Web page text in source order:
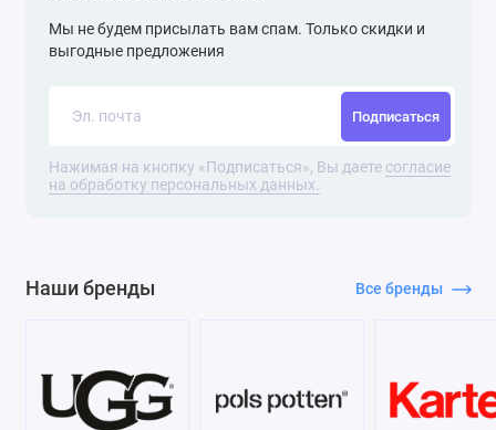
Мы не будем присылать вам спам. Только скидки и
выгодные предложения
Подписаться
Нажимая на кнопку «Подписаться», Вы даете согласие
на обработку персональных данных.
Наши бренды Все бренды